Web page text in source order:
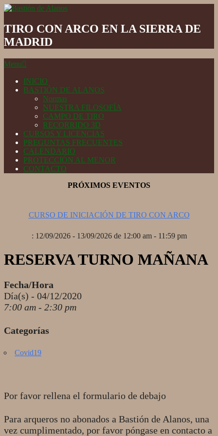
Skip
content
de
Alanos
TIRO CON ARCO EN LA SIERRA DE
MADRID
Secondary
Menu
Menu
INICIO
BASTIÓN DE ALANOS
Normas
NUESTRA FILOSOFÍA
CAMPO DE TIRO
RECORRIDO 3D
CURSOS Y LICENCIAS
PREGUNTAS FRECUENTES
CALENDARIO
PROTECCIÓN AL MENOR
CONTACTO
PRÓXIMOS EVENTOS
CURSO DE INICIACIÓN DE TIRO CON ARCO
: 12/09/2026 - 13/09/2026 de 12:00 am - 11:59 pm
RESERVA TURNO MAÑANA
Fecha/Hora
Día(s) - 04/12/2020
7:00 am - 2:30 pm
Categorías
Covid19
Por favor rellena el formulario de debajo
Para arqueros no abonados a Bastión de Alanos, una
vez cumplimentado, por favor póngase en contacto a